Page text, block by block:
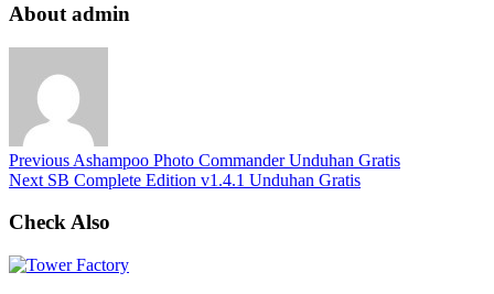
About admin
Previous Ashampoo Photo Commander Unduhan Gratis
Next SB Complete Edition v1.4.1 Unduhan Gratis
Check Also